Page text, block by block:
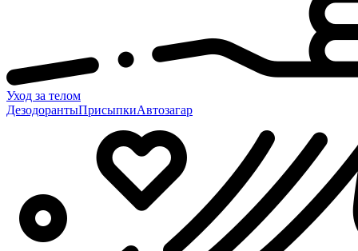
Уход за телом
ДезодорантыПрисыпкиАвтозагар